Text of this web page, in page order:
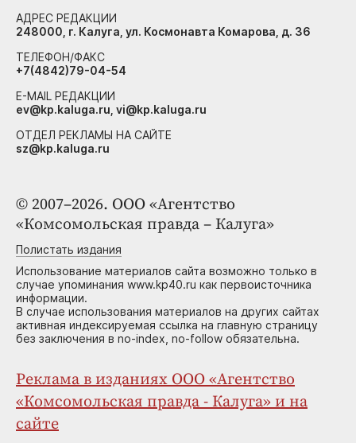
© 2007–2026. ООО «Агентство
«Комсомольская правда – Калуга»
Полистать издания
Использование материалов сайта возможно только в
случае упоминания www.kp40.ru как первоисточника
информации.
В случае использования материалов на других сайтах
активная индексируемая ссылка на главную страницу
без заключения в no-index, no-follow обязательна.
Реклама в изданиях ООО «Агентство
«Комсомольская правда - Калуга» и на
сайте
АДРЕС РЕДАКЦИИ
248000, г. Калуга, ул. Космонавта Комарова, д. 36
ТЕЛЕФОН/ФАКС
+7(4842)79-04-54
E-MAIL РЕДАКЦИИ
ev@kp.kaluga.ru, vi@kp.kaluga.ru
ОТДЕЛ РЕКЛАМЫ НА САЙТЕ
sz@kp.kaluga.ru